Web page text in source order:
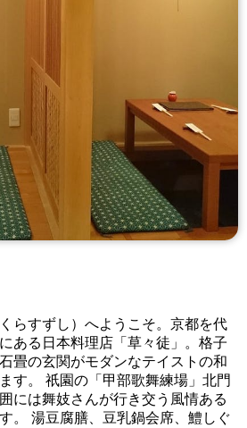
らすずし）へようこそ。京都を代
ある日本料理店「草々徒」。格子
畳の玄関がモダンなテイストの和
す。 祇園の「甲部歌舞練場」北門
には舞妓さんが行き交う風情ある
。 湯豆腐膳、豆乳鍋会席、鱧しぐ